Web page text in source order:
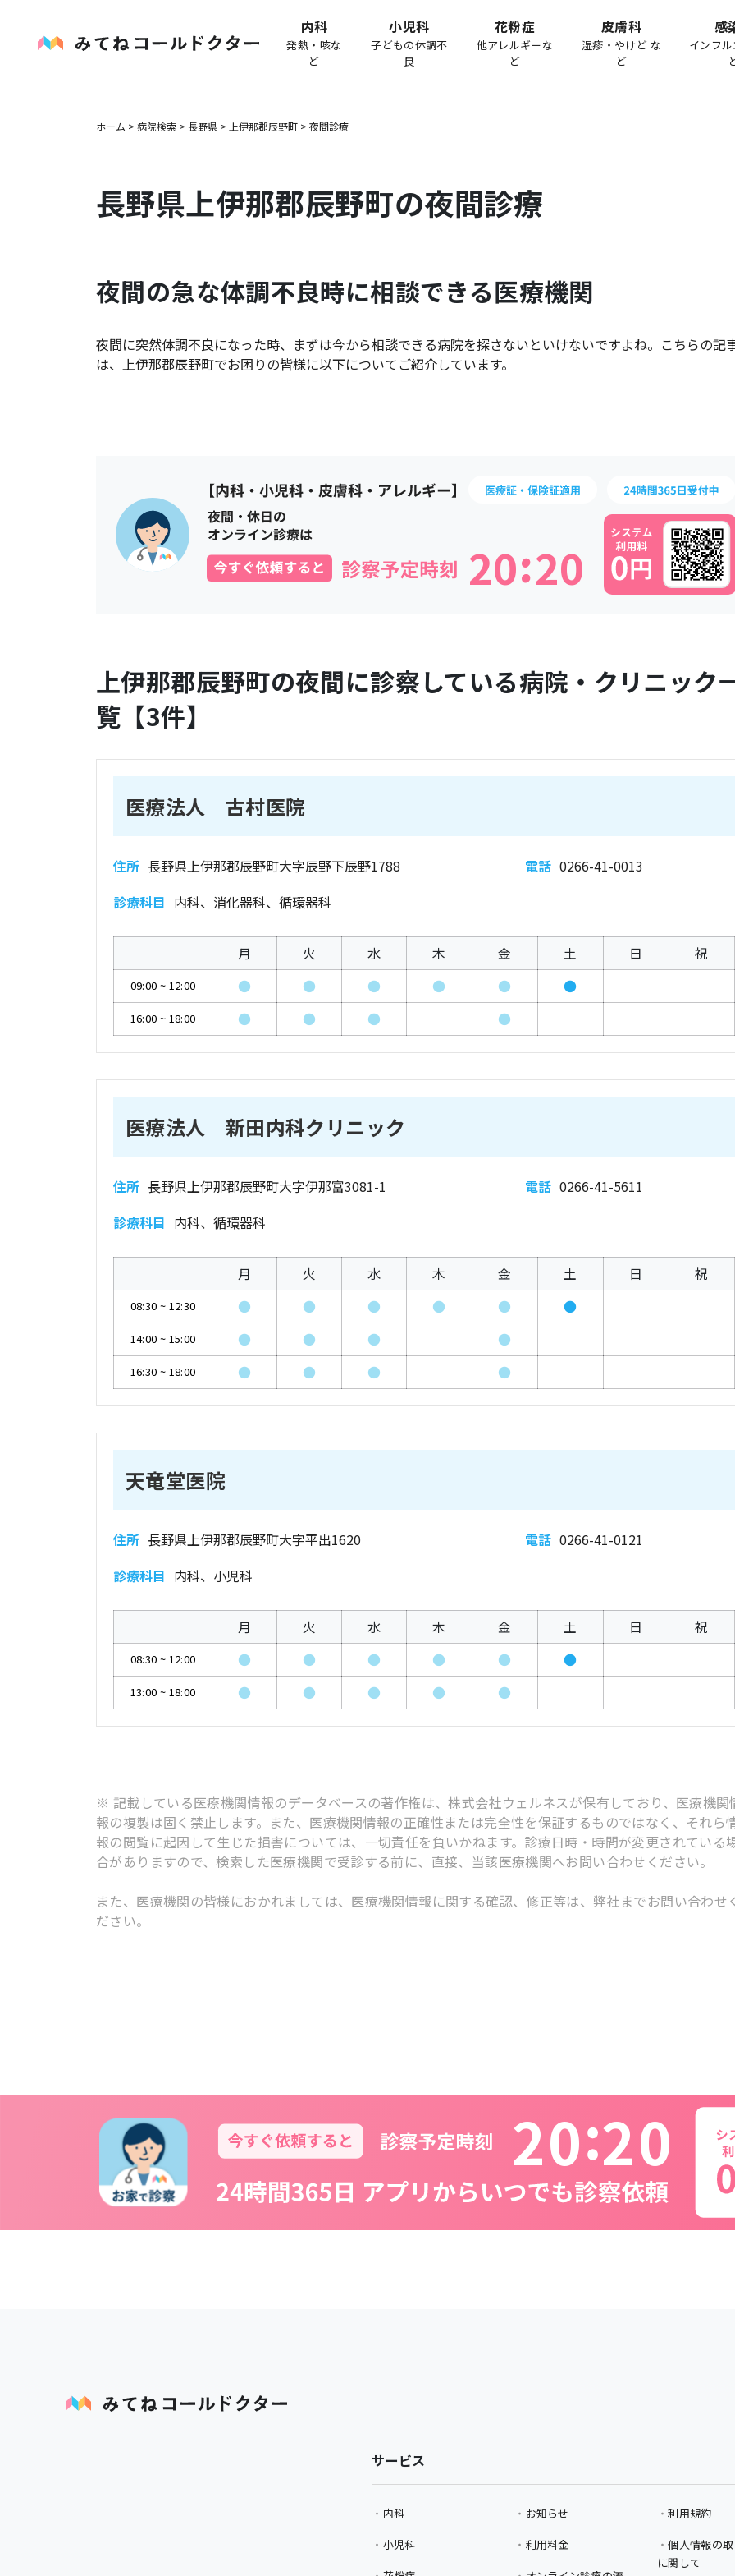
内科
発熱・咳な
ど
小児科
子どもの体調不
良
花粉症
他アレルギーな
ど
皮膚科
湿疹・やけど な
ど
感
インフ
ホーム > 病院検索 > 長野県 > 上伊那郡辰野町 > 夜間診療
長野県上伊那郡辰野町の夜間診療
夜間の急な体調不良時に相談できる医療機関
夜間に突然体調不良になった時、まずは今から相談できる病院を探さないといけないですよね。こちらの記
は、 上伊那郡辰野町でお困りの皆様に以下についてご紹介しています。
20 20
:
上伊那郡辰野町の夜間に診察している病院・クリニック
覧【3件】
医療法人 古村医院
住所 長野県上伊那郡辰野町大字辰野下辰野1788 電話 0266-41-0013
診療科目 内科、消化器科、循環器科
月 火 水 木 金 土 日 祝
09:00 ~ 12:00 ● ● ● ● ● ●
16:00 ~ 18:00 ● ● ● ●
医療法人 新田内科クリニック
住所 長野県上伊那郡辰野町大字伊那富3081-1 電話 0266-41-5611
診療科目 内科、循環器科
月 火 水 木 金 土 日 祝
08:30 ~ 12:30 ● ● ● ● ● ●
14:00 ~ 15:00 ● ● ● ●
16:30 ~ 18:00 ● ● ● ●
天竜堂医院
住所 長野県上伊那郡辰野町大字平出1620 電話 0266-41-0121
診療科目 内科、小児科
月 火 水 木 金 土 日 祝
08:30 ~ 12:00 ● ● ● ● ● ●
13:00 ~ 18:00 ● ● ● ● ●
※ 記載している医療機関情報のデータベースの著作権は、株式会社ウェルネスが保有しており、医療機関
報の複製は固く禁止します。また、医療機関情報の正確性または完全性を保証するものではなく、それら
報の閲覧に起因して生じた損害については、一切責任を負いかねます。診療日時・時間が変更されている
合がありますので、検索した医療機関で受診する前に、直接、当該医療機関へお問い合わせください。
また、医療機関の皆様におかれましては、医療機関情報に関する確認、修正等は、弊社までお問い合わせ
ださい。
20 20
サービス
内科
小児科
お知らせ
利用料金
利用規約
個人情報の
に関して